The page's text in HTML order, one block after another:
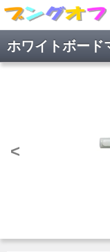
<
処理時間: 0.019秒